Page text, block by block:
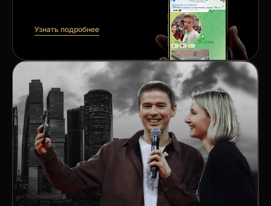
Узнать подробнее